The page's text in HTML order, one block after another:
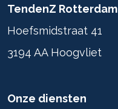
TendenZ Rotterdam
Hoefsmidstraat 41
3194 AA Hoogvliet
Onze diensten